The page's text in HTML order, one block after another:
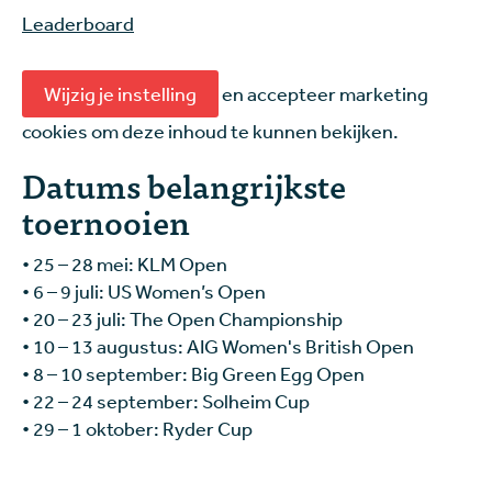
Leaderboard
Wijzig je instelling
en accepteer marketing
cookies om deze inhoud te kunnen bekijken.
Datums belangrijkste
toernooien
• 25 – 28 mei: KLM Open
• 6 – 9 juli: US Women’s Open
• 20 – 23 juli: The Open Championship
• 10 – 13 augustus: AIG Women's British Open
•8 – 10 september: Big Green Egg Open
• 22 – 24 september: Solheim Cup
• 29 – 1 oktober: Ryder Cup